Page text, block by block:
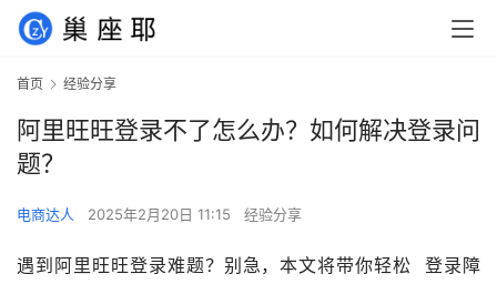
首页 经验分享
阿里旺旺登录不了怎么办？如何解决登录问
题？
电商达人 2025年2月20日 11:15 经验分享
遇到阿里旺旺登录难题？别急，本文将带你轻松  登录障